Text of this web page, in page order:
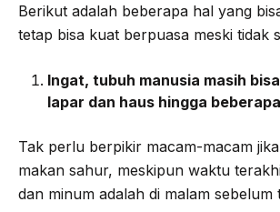
Berikut adalah beberapa hal yang
tetap bisa kuat berpuasa meski tidak
Ingat, tubuh manusia masih
lapar dan haus hingga
Tak perlu berpikir macam-macam
makan sahur, meskipun waktu
dan minum adalah di malam sebelum